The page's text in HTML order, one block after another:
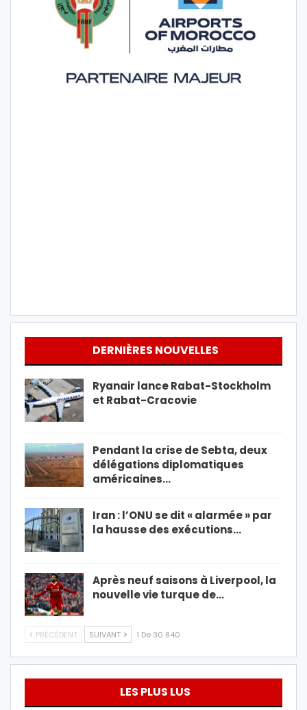
DERNIÈRES NOUVELLES
Ryanair lance Rabat-Stockholm
et Rabat-Cracovie
Pendant la crise de Sebta, deux
délégations diplomatiques
américaines…
Iran : l’ONU se dit « alarmée » par
la hausse des exécutions…
Après neuf saisons à Liverpool, la
nouvelle vie turque de…
PRÉCÉDENT SUIVANT 1 De 30 840
LES PLUS LUS